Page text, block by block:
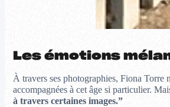
Les émotions
À travers ses photographies, Fiona Torre
accompagnées à cet âge si particulier.
à travers certaines images.”